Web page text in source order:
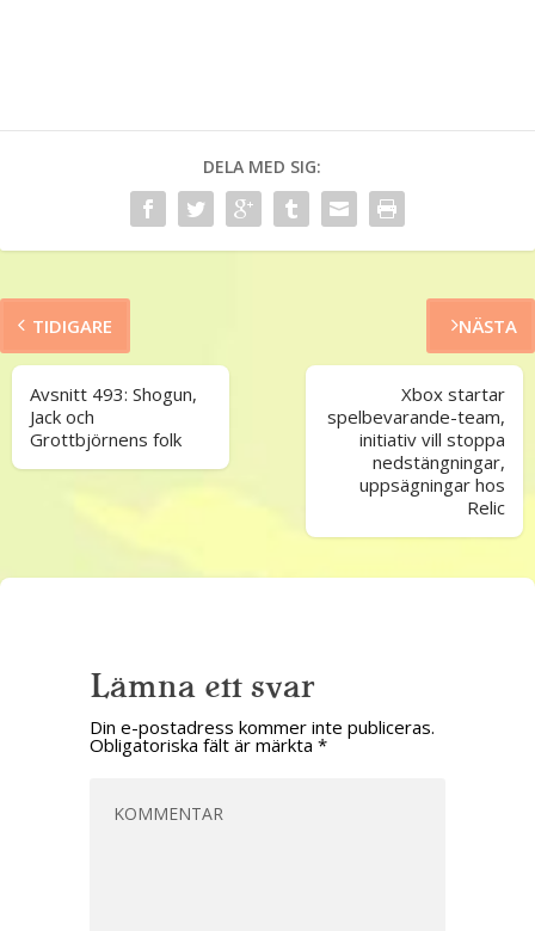
DELA MED SIG:
TIDIGARE
Avsnitt 493: Shogun,
Jack och
Grottbjörnens folk
NÄSTA
Xbox startar
spelbevarande-team,
initiativ vill stoppa
nedstängningar,
uppsägningar hos
Relic
Lämna ett svar
Din e-postadress kommer inte publiceras.
Obligatoriska fält är märkta *